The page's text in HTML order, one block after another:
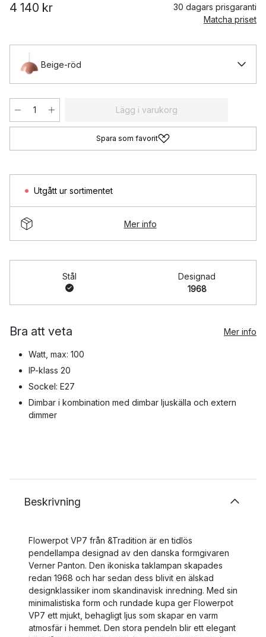
4 140 kr
30 dagars prisgaranti
Matcha priset
Beige-röd
Lägg i varukorg
Spara som favorit
Utgått ur sortimentet
Mer info
Stål
Designad
1968
Bra att veta Mer info
Watt, max: 100
IP-klass 20
Sockel: E27
Dimbar i kombination med dimbar ljuskälla och extern
dimmer
Beskrivning
Flowerpot VP7 från &Tradition är en tidlös
pendellampa designad av den danska formgivaren
Verner Panton. Den ikoniska taklampan skapades
redan 1968 och har sedan dess blivit en älskad
designklassiker inom skandinavisk inredning. Med sin
minimalistiska form och rundade kupa ger Flowerpot
VP7 ett mjukt, behagligt ljus som skapar en varm
atmosfär i hemmet. Den stora pendeln blir ett elegant